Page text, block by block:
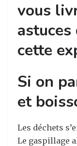
vous
astuces
cette
Si on
et
Les déchets
Le gaspillage